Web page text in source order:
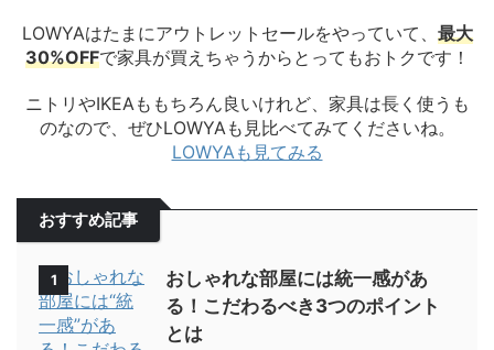
LOWYAはたまにアウトレットセールをやっていて、 最大
30%OFFで家具が買えちゃうからとってもおトクです！
ニトリやIKEAももちろん良いけれど、家具は長く使うも
のなので、ぜひLOWYAも見比べてみてくださいね。
LOWYAも見てみる
おすすめ記事
1
おしゃれな部屋には統一感があ
る！こだわるべき3つのポイント
とは